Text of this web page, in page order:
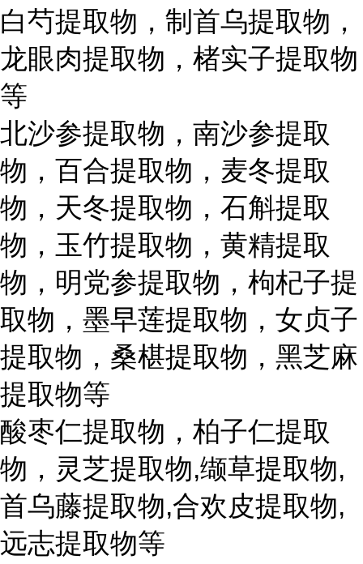
白芍提取物，制首乌提取物，
龙眼肉提取物，楮实子提取物
等
北沙参提取物，南沙参提取
物，百合提取物，麦冬提取
物，天冬提取物，石斛提取
物，玉竹提取物，黄精提取
物，明党参提取物，枸杞子提
取物，墨早莲提取物，女贞子
提取物，桑椹提取物，黑芝麻
提取物等
酸枣仁提取物，柏子仁提取
物，灵芝提取物,缬草提取物,
首乌藤提取物,合欢皮提取物,
远志提取物等